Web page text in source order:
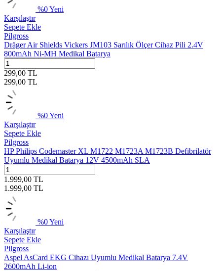
%0Yeni
Karşılaştır
Sepete Ekle
Pilgross
Dräger Air Shields Vickers JM103 Sarılık Ölçer Cihaz Pili 2.4V
800mAh Ni-MH Medikal Batarya
299,00 TL
299,00 TL
%0Yeni
Karşılaştır
Sepete Ekle
Pilgross
HP Philips Codemaster XL M1722 M1723A M1723B Defibrilatör
Uyumlu Medikal Batarya 12V 4500mAh SLA
1.999,00 TL
1.999,00 TL
%0Yeni
Karşılaştır
Sepete Ekle
Pilgross
Aspel AsCard EKG Cihazı Uyumlu Medikal Batarya 7.4V
2600mAh Li-ion